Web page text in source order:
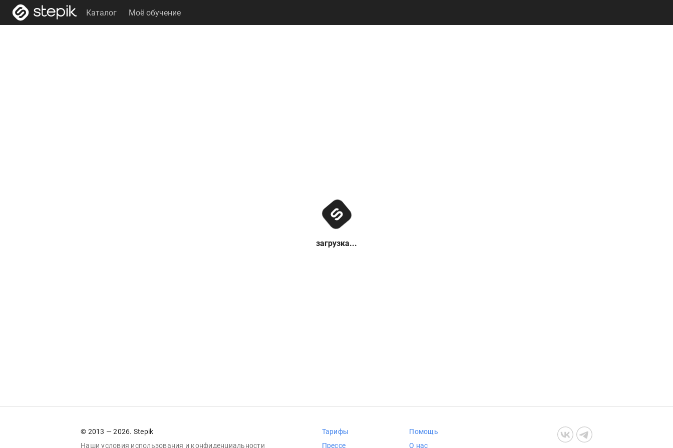
Каталог Моё обучение
загрузка...
© 2013 — 2026. Stepik
Наши условия использования и конфиденциальности
Тарифы
Прессе
Помощь
О нас